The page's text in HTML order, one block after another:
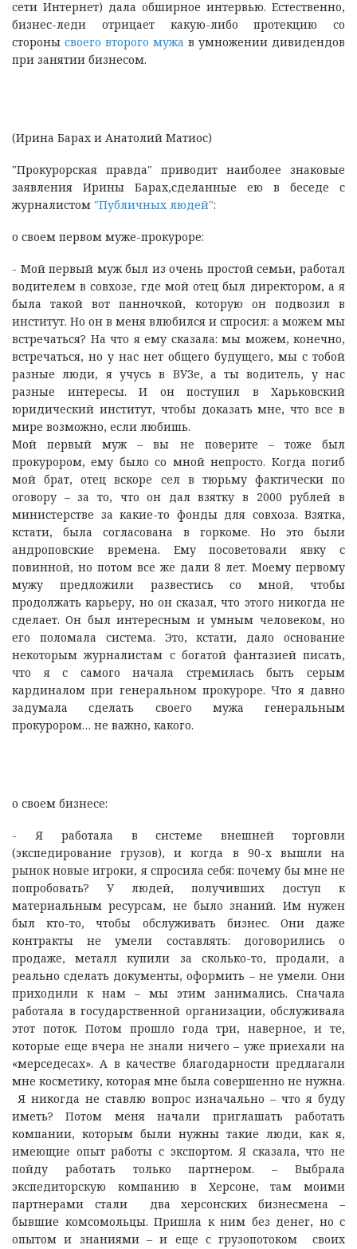
сети Интернет) дала обширное интервью. Естественно,
бизнес-леди отрицает какую-либо протекцию со
стороны своего второго мужа в умножении дивидендов
при занятии бизнесом.
(Ирина Барах и Анатолий Матиос)
"Прокурорская правда" приводит наиболее знаковые
заявления Ирины Барах,сделанные ею в беседе с
журналистом "Публичных людей":
о своем первом муже-прокуроре:
- Мой первый муж был из очень простой семьи, работал
водителем в совхозе, где мой отец был директором, а я
была такой вот панночкой, которую он подвозил в
институт. Но он в меня влюбился и спросил: а можем мы
встречаться? На что я ему сказала: мы можем, конечно,
встречаться, но у нас нет общего будущего, мы с тобой
разные люди, я учусь в ВУЗе, а ты водитель, у нас
разные интересы. И он поступил в Харьковский
юридический институт, чтобы доказать мне, что все в
мире возможно, если любишь.
Мой первый муж – вы не поверите – тоже был
прокурором, ему было со мной непросто. Когда погиб
мой брат, отец вскоре сел в тюрьму фактически по
оговору – за то, что он дал взятку в 2000 рублей в
министерстве за какие-то фонды для совхоза. Взятка,
кстати, была согласована в горкоме. Но это были
андроповские времена. Ему посоветовали явку с
повинной, но потом все же дали 8 лет. Моему первому
мужу предложили развестись со мной, чтобы
продолжать карьеру, но он сказал, что этого никогда не
сделает. Он был интересным и умным человеком, но
его поломала система. Это, кстати, дало основание
некоторым журналистам с богатой фантазией писать,
что я с самого начала стремилась быть серым
кардиналом при генеральном прокуроре. Что я давно
задумала сделать своего мужа генеральным
прокурором… не важно, какого.
о своем бизнесе:
- Я работала в системе внешней торговли
(экспедирование грузов), и когда в 90-х вышли на
рынок новые игроки, я спросила себя: почему бы мне не
попробовать? У людей, получивших доступ к
материальным ресурсам, не было знаний. Им нужен
был кто-то, чтобы обслуживать бизнес. Они даже
контракты не умели составлять: договорились о
продаже, металл купили за сколько-то, продали, а
реально сделать документы, оформить – не умели. Они
приходили к нам – мы этим занимались. Сначала
работала в государственной организации, обслуживала
этот поток. Потом прошло года три, наверное, и те,
которые еще вчера не знали ничего – уже приехали на
«мерседесах». А в качестве благодарности предлагали
мне косметику, которая мне была совершенно не нужна.
Я никогда не ставлю вопрос изначально – что я буду
иметь? Потом меня начали приглашать работать
компании, которым были нужны такие люди, как я,
имеющие опыт работы с экспортом. Я сказала, что не
пойду работать только партнером. – Выбрала
экспедиторскую компанию в Херсоне, там моими
партнерами стали два херсонских бизнесмена –
бывшие комсомольцы. Пришла к ним без денег, но с
опытом и знаниями – и еще с грузопотоком своих